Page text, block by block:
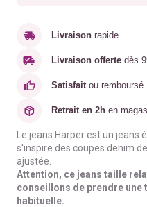
Livraison rapide
Livraison offerte dès
Satisfait ou remboursé
Retrait en 2h en
Le jeans Harper est un jeans
s'inspire des coupes denim
ajustée.
Attention, ce jeans taille
conseillons de prendre
habituelle.